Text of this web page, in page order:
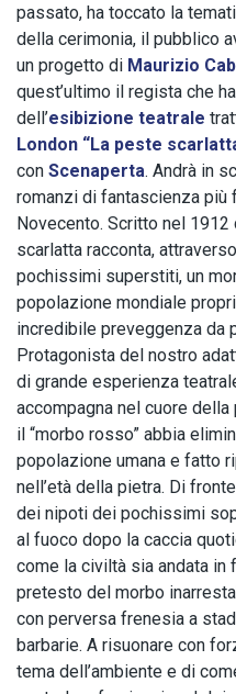
passato, ha toccato la
della cerimonia, il pubblico
un progetto di Maurizio
quest’ultimo il regista che
dell’esibizione teatrale
London “La peste
con Scenaperta. Andrà in
romanzi di fantascienza più
Novecento. Scritto nel
scarlatta racconta,
pochissimi superstiti, un
popolazione mondiale
incredibile preveggenza da
Protagonista del nostro
di grande esperienza
accompagna nel cuore
il “morbo rosso” abbia
popolazione umana e fatto
nell’età della pietra. Di
dei nipoti dei pochissimi
al fuoco dopo la caccia
come la civiltà sia andata in
pretesto del morbo
con perversa frenesia a
barbarie. A risuonare con
tema dell’ambiente e di